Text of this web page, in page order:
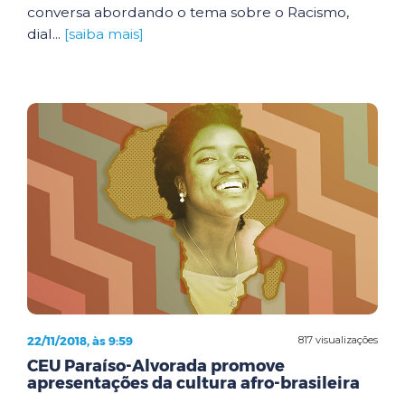
conversa abordando o tema sobre o Racismo,
dial... [saiba mais]
817 visualizações
22/11/2018, às 9:59
CEU Paraíso-Alvorada promove
apresentações da cultura afro-brasileira